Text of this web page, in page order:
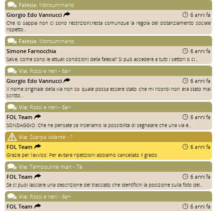
Falesia: Monsummano
Giorgio Edo Vannucci
6 anni fa
Che io sappia non ci sono restrizioni,resta comunque la regola del distanziamento sociale
rispetto...
Falesia: Monsummano
Simone Farnocchia
6 anni fa
Salve, come sono le attuali condizioni della falesia? Si può accedere a tutti i settori o ci...
Via: Rossi e neri - 6a+
Giorgio Edo Vannucci
6 anni fa
Il nome originale della via non so quale possa essere stato che mi ricordi non era stato mai
scritto...
Via: Rossi e neri - 6a+
FOL Team
6 anni fa
SONDAGGIO: Che ne pensate se inseriamo la possibilità di segnalare che una via è...
Via: Scarpa volante - ?
FOL Team
6 anni fa
Grazie per l'avviso. Per evitare ripetizioni abbiamo cancellato il grado.
Via: Tambourine man - 7a
FOL Team
6 anni fa
Se ci puoi lasciare una descrizione del tracciato che identifichi la posizione sulla foto del...
Via: Rossi e neri - 6a+
FOL Team
6 anni fa